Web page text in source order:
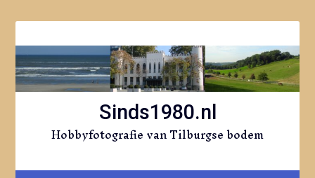
naar
inhoud
Sinds1980.nl
Hobbyfotografie van Tilburgse bodem